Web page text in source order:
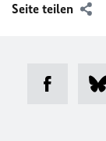
Seite teilen